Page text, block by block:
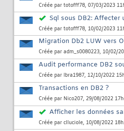
Créée par totofff78, 07/03/2023
Sql sous DB2: Affecter
Créée par totofff78, 10/02/2023
Migration Db2 LUW vers
Créée par adm_s0080223, 10/02/
Audit performance DB2
Créée par Ibra1987, 12/10/2022
Transactions en DB2 ?
Créée par Nico207, 29/08/2022
Afficher les données
Créée par clluciole, 10/08/2022